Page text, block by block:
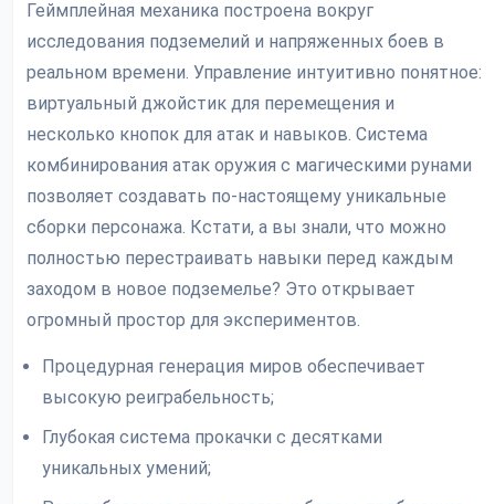
Геймплейная механика построена вокруг
исследования подземелий и напряженных боев в
реальном времени. Управление интуитивно понятное:
виртуальный джойстик для перемещения и
несколько кнопок для атак и навыков. Система
комбинирования атак оружия с магическими рунами
позволяет создавать по-настоящему уникальные
сборки персонажа. Кстати, а вы знали, что можно
полностью перестраивать навыки перед каждым
заходом в новое подземелье? Это открывает
огромный простор для экспериментов.
Процедурная генерация миров обеспечивает
высокую реиграбельность;
Глубокая система прокачки с десятками
уникальных умений;